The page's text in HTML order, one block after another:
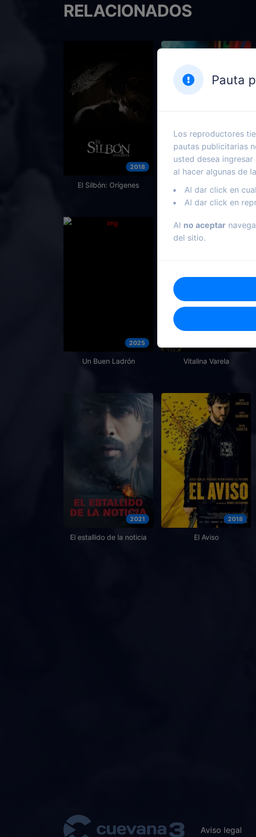
RELACIONADOS
2018
El Silbón: Orígenes
2018
Viento de Libertad
2025
Un Buen Ladrón Vitalina Varela
2021
El estallido de la noticia
2018
El Aviso
Pauta
Los reproductores
pautas publicitarias
usted desea
al hacer algunas de
Al dar click en
Al dar click en
Al no aceptar
del sitio.
Aviso legal